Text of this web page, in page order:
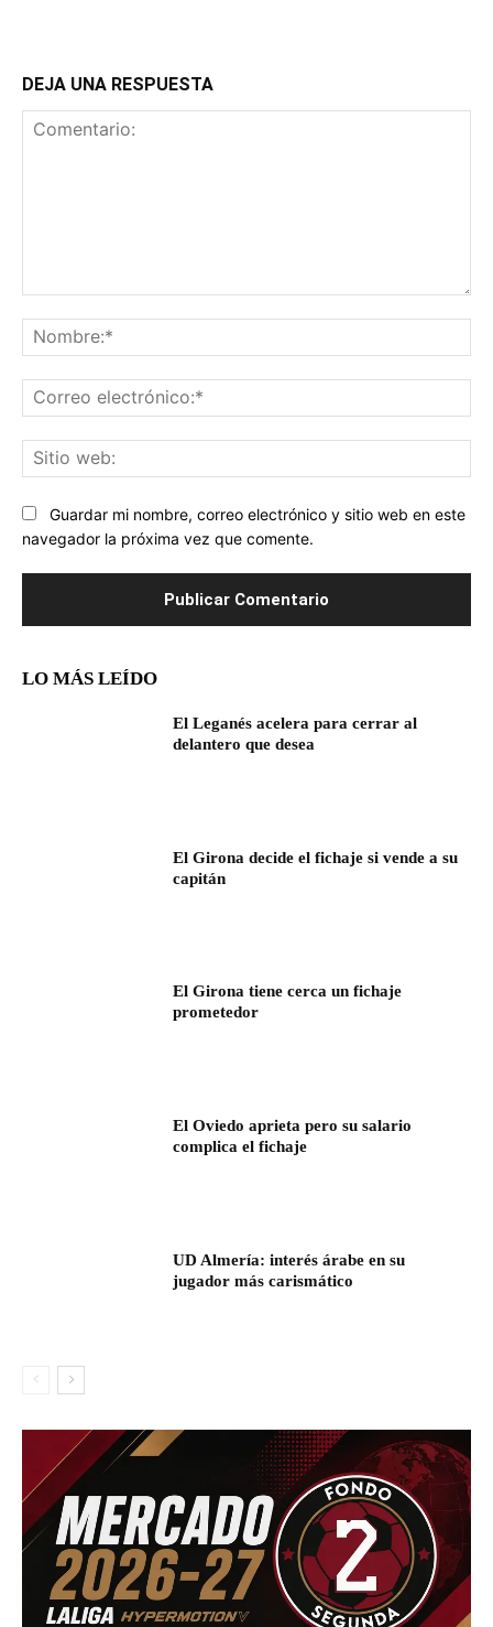
DEJA UNA RESPUESTA
Guardar mi nombre, correo electrónico y sitio web en este
navegador la próxima vez que comente.
LO MÁS LEÍDO
El Leganés acelera para cerrar al
delantero que desea
El Girona decide el fichaje si vende a su
capitán
El Girona tiene cerca un fichaje
prometedor
El Oviedo aprieta pero su salario
complica el fichaje
UD Almería: interés árabe en su
jugador más carismático